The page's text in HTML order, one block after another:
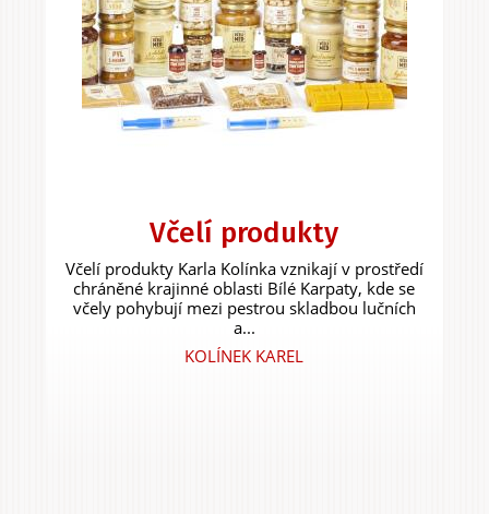
Včelí produkty
Včelí produkty Karla Kolínka vznikají v prostředí
chráněné krajinné oblasti Bílé Karpaty, kde se
včely pohybují mezi pestrou skladbou lučních
a...
KOLÍNEK KAREL